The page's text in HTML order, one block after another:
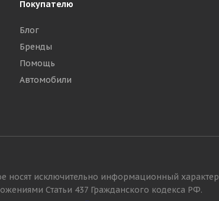
Покупателю
Блог
Бренды
Помощь
Автомобили
носят исключительно информационный характер
Статьи 437 Гражданского кодекса РФ.